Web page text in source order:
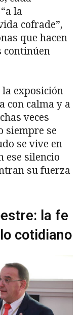
la
cofrade”,
que hacen
continúen
la exposición
con calma y a
veces
siempre se
se vive en
ese silencio
su fuerza
la fe
cotidiano